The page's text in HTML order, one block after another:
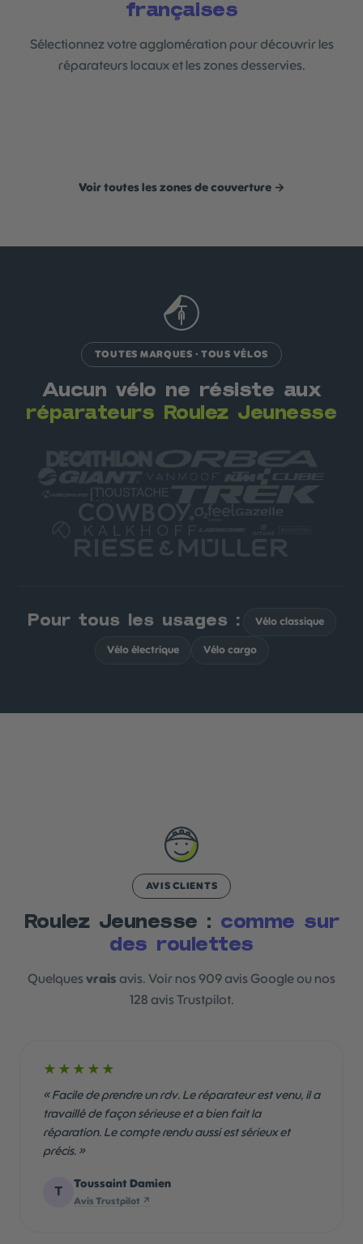
françaises
Sélectionnez votre agglomération pour découvrir les
réparateurs locaux et les zones desservies.
Voir toutes les zones de couverture →
TOUTES MARQUES · TOUS VÉLOS
Aucun vélo ne résiste aux
réparateurs Roulez Jeunesse
Pour tous les usages : Vélo classique
Vélo électrique Vélo cargo
AVIS CLIENTS
Roulez Jeunesse : comme sur
des roulettes
Quelques vrais avis. Voir nos 909 avis Google ou nos
128 avis Trustpilot.
★★★★★
« Facile de prendre un rdv. Le réparateur est venu, il a
travaillé de façon sérieuse et a bien fait la
réparation. Le compte rendu aussi est sérieux et
précis. »
Toussaint Damien
Avis Trustpilot ↗